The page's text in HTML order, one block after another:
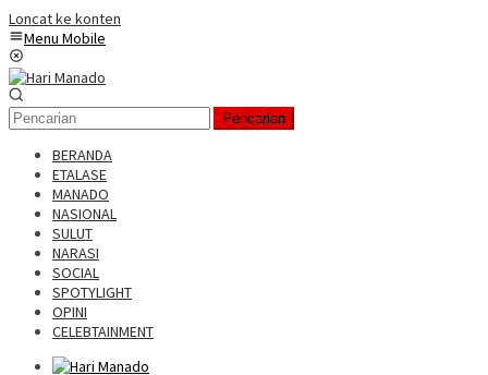
Loncat ke konten
Menu Mobile
Pencarian
BERANDA
ETALASE
MANADO
NASIONAL
SULUT
NARASI
SOCIAL
SPOTYLIGHT
OPINI
CELEBTAINMENT